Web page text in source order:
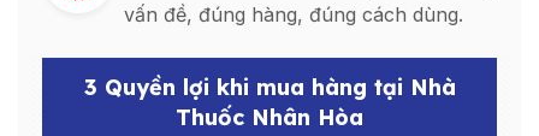
vấn đề, đúng hàng, đúng cách dùng.
3 Quyền lợi khi mua hàng tại Nhà
Thuốc Nhân Hòa